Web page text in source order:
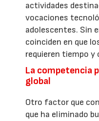
actividades
vocaciones
adolescentes. Sin
coinciden en que
requieren tiempo y
La competencia
global
Otro factor que
que ha eliminado